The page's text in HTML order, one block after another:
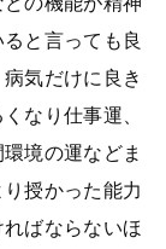
と言っても良
気だけに良き
なり仕事運、
境の運などま
授かった能力
ばならないほ